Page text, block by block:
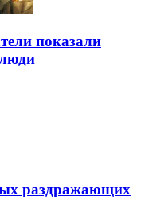
показали
раздражающих